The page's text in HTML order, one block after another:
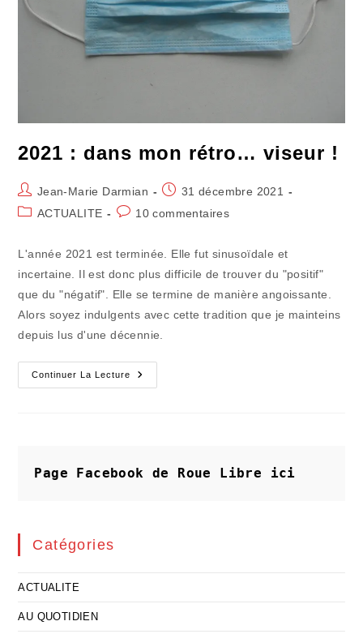
2021 : dans mon rétro… viseur !
Auteur/autrice
de
Jean-Marie Darmian
Publication
publiée :
31 décembre 2021
PostACTUALITE
Commentaires
10 commentaires
L'année 2021 est terminée. Elle fut sinusoïdale et
incertaine. Il est donc plus difficile de trouver du "positif"
que du "négatif". Elle se termine de manière angoissante.
Alors soyez indulgents avec cette tradition que je mainteins
depuis lus d'une décennie.
Continuer La Lecture
2021
:
Page Facebook de Roue Libre ici
Catégories
ACTUALITE
AU QUOTIDIEN